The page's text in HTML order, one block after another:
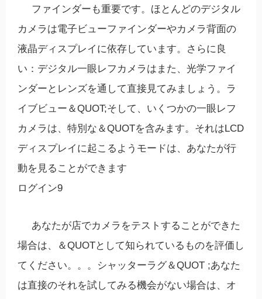
ファインダーも重要です。ほとんどのデジタル
カメラは電子ビューファインダーやカメラ背面の
液晶ディスプレイに依存しています。さらに良
い：デジタル一眼レフカメラはまた、光学ファイ
ンダーとレンズを通して直接見てみましょう。ラ
イブビュー＆QUOT;そして、いくつかの一眼レフ
カメラは、特別な＆QUOTを含みます。それはLCD
ディスプレイに起こるようモードは、あなたが行
動を見ることができます
ログイン9
あなたが店でカメラをテストすることができた
場合は、＆QUOTとして知られているものを評価し
てください。。。シャッターラグ＆QUOT ;あなた
は直接のそれを試してみる機会がない場合は、オ